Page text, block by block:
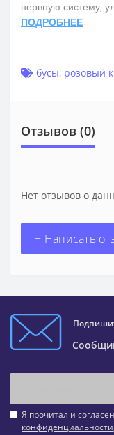
нервную систему,
ПОДРОБНЕЕ
бусы, розовый
Отзывов (0)
Нет отзывов о
+ Написать
Я прочитал и
конфиденциальности